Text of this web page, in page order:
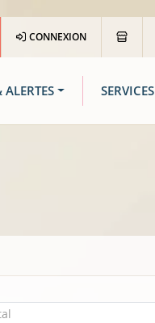
CONNEXION
ALERTES SERVICES